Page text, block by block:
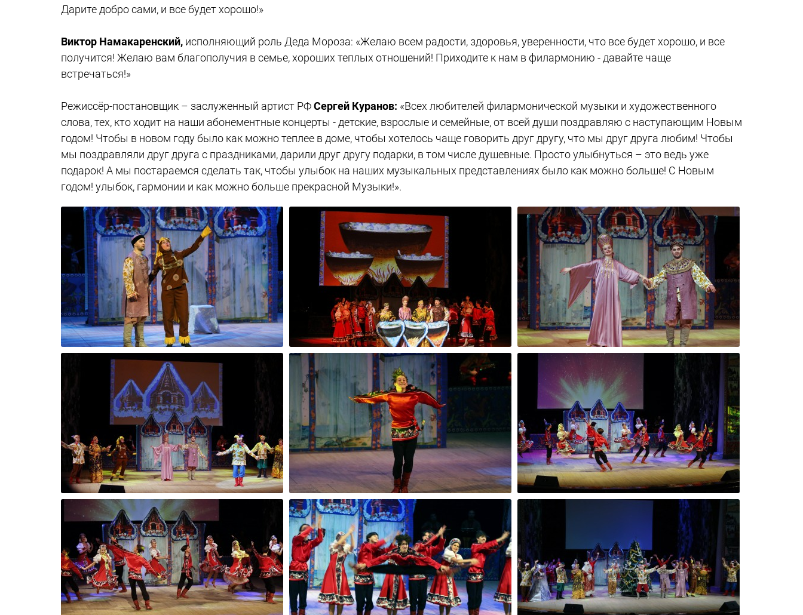
Дарите добро сами, и все будет хорошо!»
Виктор Намакаренский, исполняющий роль Деда Мороза: «Желаю всем радости, здоровья, уверенности, что все будет хорошо, и все
получится! Желаю вам благополучия в семье, хороших теплых отношений! Приходите к нам в филармонию - давайте чаще
встречаться!»
Режиссёр-постановщик – заслуженный артист РФСергей Куранов: «Всех любителей филармонической музыки и художественного
слова, тех, кто ходит на наши абонементные концерты - детские, взрослые и семейные, от всей души поздравляю с наступающим Новым
годом! Чтобы в новом году было как можно теплее в доме, чтобы хотелось чаще говорить друг другу, что мы друг друга любим! Чтобы
мы поздравляли друг друга с праздниками, дарили друг другу подарки, в том числе душевные. Просто улыбнуться – это ведь уже
подарок! А мы постараемся сделать так, чтобы улыбок на наших музыкальных представлениях было как можно больше! С Новым
годом! улыбок, гармонии и как можно больше прекрасной Музыки!».